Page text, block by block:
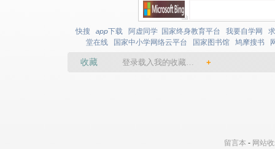
快搜 app下载 阿虚同学 国家终身教育平台 我要自学网
堂在线
国家中小学网络云平台 国家图书馆 鸠摩搜书
收藏 登录载入我的收藏… +
留言本 - 网站